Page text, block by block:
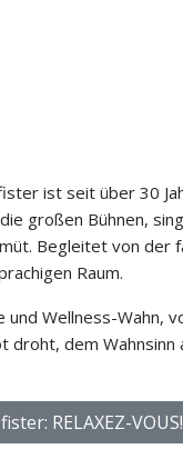
ist seit über 30
großen Bühnen,
Begleitet von der
Raum.
Wellness-Wahn,
dem Wahnsinn
RELAXEZ-VOUS!